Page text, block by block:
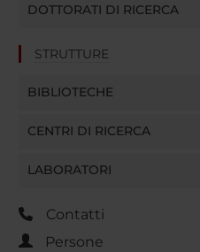
DOTTORATI DI RICERCA
STRUTTURE
BIBLIOTECHE
CENTRI DI RICERCA
LABORATORI
Contatti
Persone